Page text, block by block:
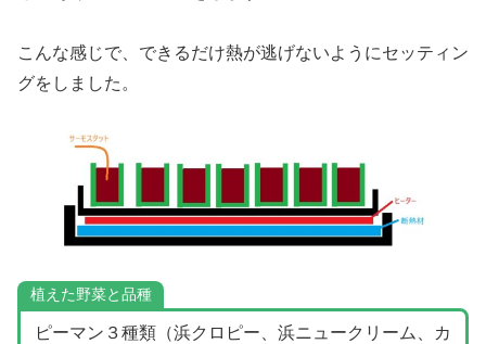
こんな感じで、できるだけ熱が逃げないようにセッティン
グをしました。
植えた野菜と品種
ピーマン３種類（浜クロピー、浜ニュークリーム、カ